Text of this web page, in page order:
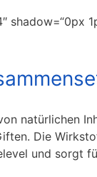
shadow=“0px
natürlichen
Die
und sorgt